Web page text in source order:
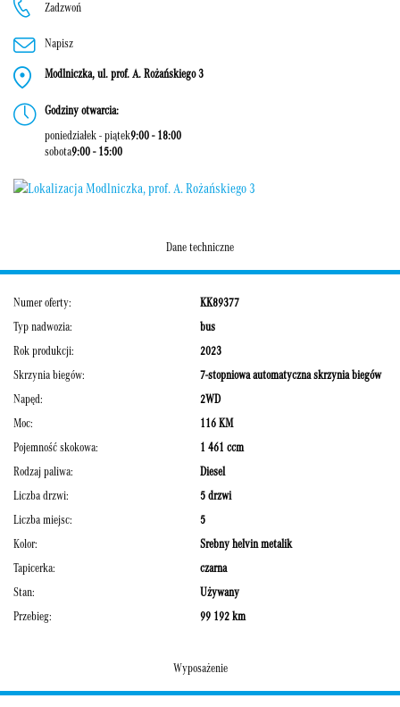
Zadzwoń
Napisz
Modlniczka, ul. prof. A. Rożańskiego 3
Godziny otwarcia:
poniedziałek - piątek9:00 - 18:00
sobota9:00 - 15:00
Dane techniczne
Numer oferty: KK89377
Typ nadwozia: bus
Rok produkcji: 2023
Skrzynia biegów: 7-stopniowa automatyczna skrzynia biegów
Napęd: 2WD
Moc: 116 KM
Pojemność skokowa: 1 461 ccm
Rodzaj paliwa: Diesel
Liczba drzwi: 5 drzwi
Liczba miejsc: 5
Kolor: Srebny helvin metalik
Tapicerka: czarna
Stan: Używany
Przebieg: 99 192 km
Wyposażenie